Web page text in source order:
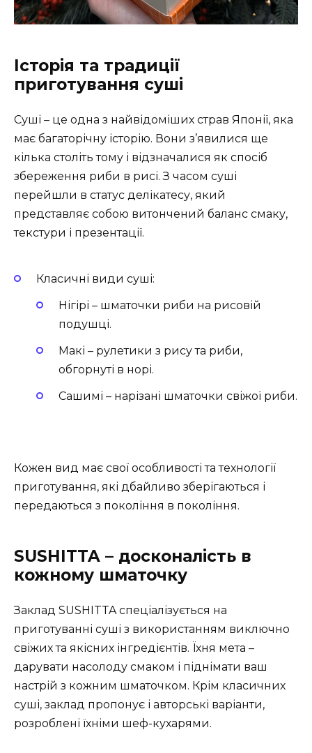
Історія та традиції
приготування суші
Суші – це одна з найвідоміших страв Японії, яка
має багаторічну історію. Вони з’явилися ще
кілька століть тому і відзначалися як спосіб
збереження риби в рисі. З часом суші
перейшли в статус делікатесу, який
представляє собою витончений баланс смаку,
текстури і презентації.
Класичні види суші:
Нігірі – шматочки риби на рисовій
подушці.
Макі – рулетики з рису та риби,
обгорнуті в норі.
Сашимі – нарізані шматочки свіжої риби.
Кожен вид має свої особливості та технології
приготування, які дбайливо зберігаються і
передаються з покоління в покоління.
SUSHITTA – досконалість в
кожному шматочку
Заклад SUSHITTA спеціалізується на
приготуванні суші з використанням виключно
свіжих та якісних інгредієнтів. Їхня мета –
дарувати насолоду смаком і піднімати ваш
настрій з кожним шматочком. Крім класичних
суші, заклад пропонує і авторські варіанти,
розроблені їхніми шеф-кухарями.